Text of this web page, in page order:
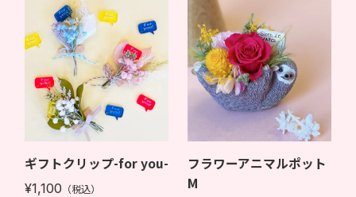
ギフトクリップ-for you-
¥1,100 （税込）
フラワーアニマルポット
M